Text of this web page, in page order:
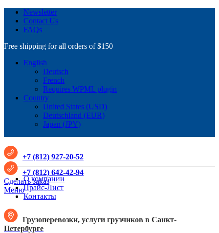
Newsletter
Contact Us
FAQs
Free shipping for all orders of $150
English
Deutsch
French
Requires WPML plugin
Country
United States (USD)
Deutschland (EUR)
Japan (JPY)
+7 (812) 927-20-52
+7 (812) 642-42-94
Сделать заказ
Меню
О компании
Прайс-Лист
Контакты
Грузоперевозки, услуги грузчиков в Санкт-
Петербурге